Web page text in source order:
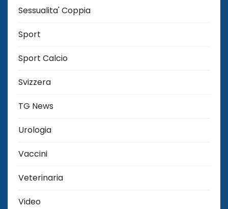
Sessualita' Coppia
Sport
Sport Calcio
Svizzera
TG News
Urologia
Vaccini
Veterinaria
Video